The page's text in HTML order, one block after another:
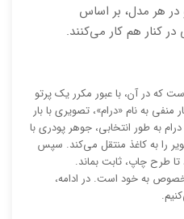
در هر مدل، بر اساس
کنار هم کار می‌کنند.
که در آن، با عبور مکرر یک پرتو
منفی به نام «درام»، تصویری با بار
به طور انتخابی، جوهر پودری با
را به کاغذ منتقل می‌کند. سپس
طرح چاپ، ثابت بماند.
به خود است. در ادامه،